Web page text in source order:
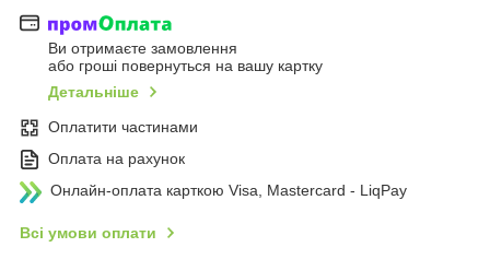
Ви отримаєте замовлення
або гроші повернуться на вашу картку
Детальніше
Оплатити частинами
Оплата на рахунок
Онлайн-оплата карткою Visa, Mastercard - LiqPay
Всі умови оплати